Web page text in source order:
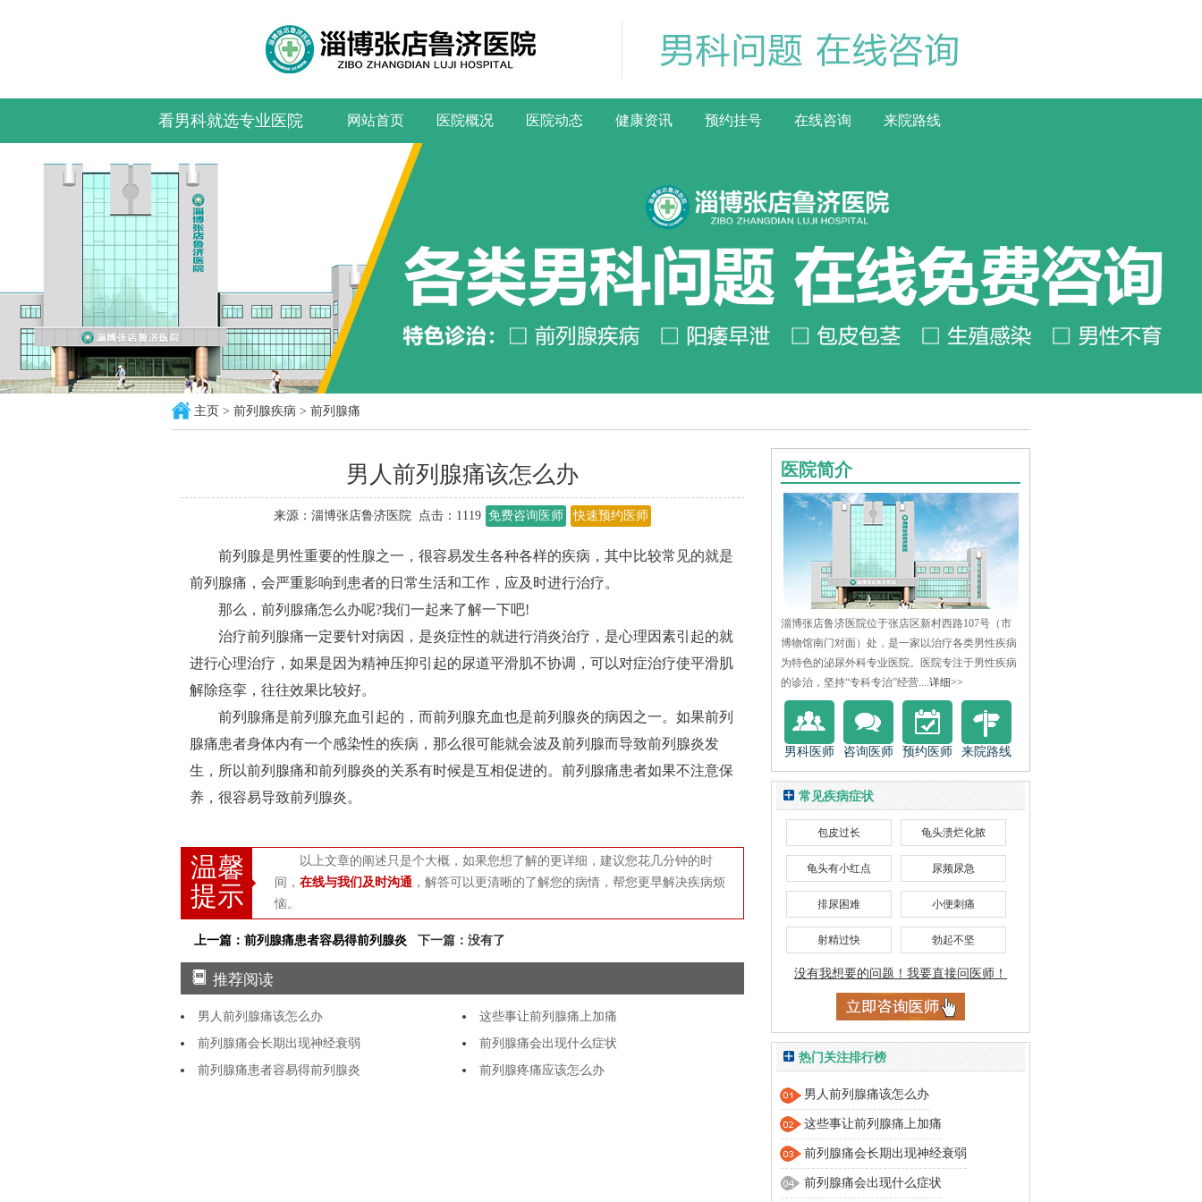
看男科就选专业医院 网站首页 医院概况 医院动态 健康资讯 预约挂号 在线咨询 来院路线
主页 > 前列腺疾病 > 前列腺痛
男人前列腺痛该怎么办
来源：淄博张店鲁济医院 点击： 1119 免费咨询医师 快速预约医师
前列腺是男性重要的性腺之一，很容易发生各种各样的疾病，其中比较常见的就是
前列腺痛，会严重影响到患者的日常生活和工作，应及时进行治疗。
那么，前列腺痛怎么办呢?我们一起来了解一下吧!
治疗前列腺痛一定要针对病因，是炎症性的就进行消炎治疗，是心理因素引起的就
进行心理治疗，如果是因为精神压抑引起的尿道平滑肌不协调，可以对症治疗使平滑肌
解除痉挛，往往效果比较好。
前列腺痛是前列腺充血引起的，而前列腺充血也是前列腺炎的病因之一。如果前列
腺痛患者身体内有一个感染性的疾病，那么很可能就会波及前列腺而导致前列腺炎发
生，所以前列腺痛和前列腺炎的关系有时候是互相促进的。前列腺痛患者如果不注意保
养，很容易导致前列腺炎。
温馨
提示
以上文章的阐述只是个大概，如果您想了解的更详细，建议您花几分钟的时
间， 在线与我们及时沟通 ，解答可以更清晰的了解您的病情，帮您更早解决疾病烦
恼。
上一篇：前列腺痛患者容易得前列腺炎 下一篇：没有了
推荐阅读
男人前列腺痛该怎么办
这些事让前列腺痛上加痛
前列腺痛会长期出现神经衰弱
前列腺痛会出现什么症状
前列腺痛患者容易得前列腺炎
前列腺疼痛应该怎么办
医院简介
淄博张店鲁济医院位于张店区新村西路107号（市
博物馆南门对面）处，是一家以治疗各类男性疾病
为特色的泌尿外科专业医院。医院专注于男性疾病
的诊治，坚持“专科专治”经营....详细>>
男科医师 咨询医师 预约医师 来院路线
常见疾病症状
包皮过长 龟头溃烂化脓
龟头有小红点 尿频尿急
排尿困难 小便刺痛
射精过快 勃起不坚
没有我想要的问题！我要直接问医师！
热门关注排行榜
男人前列腺痛该怎么办
这些事让前列腺痛上加痛
前列腺痛会长期出现神经衰弱
前列腺痛会出现什么症状